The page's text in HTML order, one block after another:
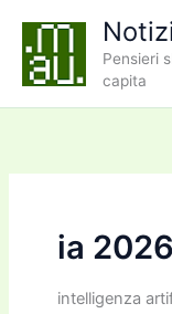
contenuto
Pensieri
capita
ia 2026
intelligenza